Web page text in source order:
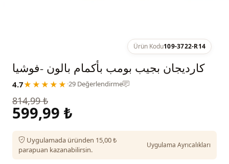
Ürün Kodu109-3722-R14
كارديجان بجيب بومب بأكمام بالون -فوشيا
4.7★★★★★ ·29 Değerlendirme
814,99 ₺
599,99 ₺
Uygulamada üründen 15,00 ₺
parapuan kazanabilirsin.
Uygulama Ayrıcalıkları